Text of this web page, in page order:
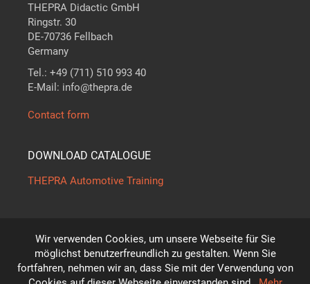
Wir verwenden Cookies, um unsere Webseite für Sie
möglichst benutzerfreundlich zu gestalten. Wenn Sie
fortfahren, nehmen wir an, dass Sie mit der Verwendung von
THEPRA Didactic GmbH
Ringstr. 30
DE-70736 Fellbach
Germany
Tel.: +49 (711) 510 993 40
E-Mail: info@thepra.de
Contact form
DOWNLOAD CATALOGUE
THEPRA Automotive Training
The standard inTHEORY +PRACTICE
Subject to technical modifications!